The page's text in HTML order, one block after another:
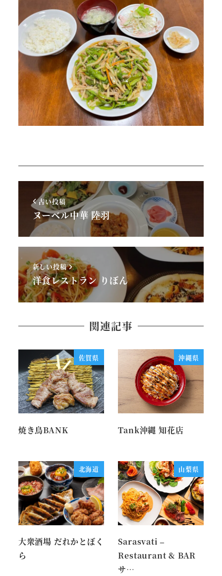
古い投稿
ヌーベル中華 陸羽
新しい投稿
洋食レストラン りぼん
関連記事
佐賀県
焼き鳥BANK
沖縄県
Tank沖縄 知花店
北海道
大衆酒場 だれかとぼく
ら
山梨県
Sarasvati –
Restaurant & BAR
サ…